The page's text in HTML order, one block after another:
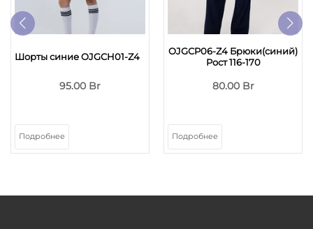
Шорты синие OJGCH01-Z4
95.00 Br
Подробнее
OJGCP06-Z4 Брюки(синий)
Рост 116-170
80.00 Br
Подробнее